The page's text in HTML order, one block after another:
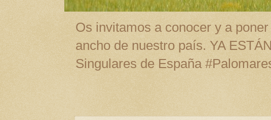
Os invitamos a conocer y a
ancho de nuestro país. YA
Singulares de España